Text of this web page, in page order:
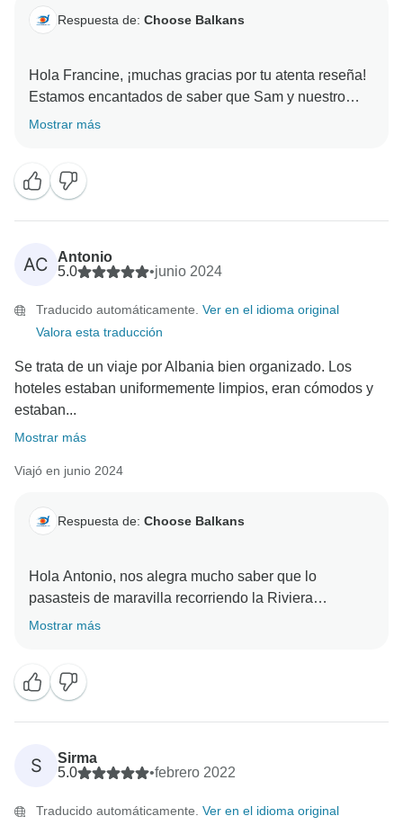
Respuesta de: Choose Balkans
Hola Francine, ¡muchas gracias por tu atenta reseña!
Estamos encantados de saber que Sam y nuestro
conductor te hicieron sentir segura y bien atendida. Es
dejaros en el aeropuerto. Gracias por unirte a
nosotros, ¡y esperamos volver a recibirte para más
aventuras! Saludos cordiales, Equipo Choose
Mostrar más
AC
Antonio
5.0
•junio 2024
Traducido automáticamente. Ver en el idioma original
Valora esta traducción
Se trata de un viaje por Albania bien organizado. Los
hoteles estaban uniformemente limpios, eran cómodos y
estaban...
Mostrar más
Viajó en junio 2024
Respuesta de: Choose Balkans
Hola Antonio, nos alegra mucho saber que lo
pasasteis de maravilla recorriendo la Riviera
albanesa. ¡Esperamos volver a recibiros pronto!
Mostrar más
S
Sirma
5.0
•febrero 2022
Traducido automáticamente. Ver en el idioma original